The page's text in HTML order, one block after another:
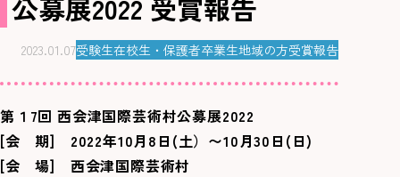
公募展2022 受賞報告
2023.01.07受験生在校生・保護者卒業生地域の方受賞報告
第１7回 西会津国際芸術村公募展2022
[会 期]
2022年10月8日(土）〜10月30日(日)
[会 場] 西会津国際芸術村